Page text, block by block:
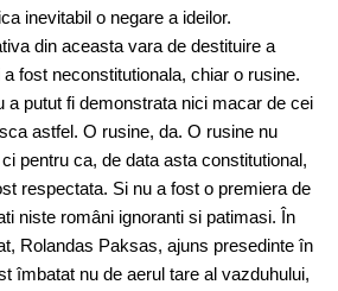
inevitabil o negare a ideilor.
din aceasta vara de destituire a
fost neconstitutionala, chiar o rusine.
a putut fi demonstrata nici macar de cei
astfel. O rusine, da. O rusine nu
pentru ca, de data asta constitutional,
respectata. Si nu a fost o premiera de
niste români ignoranti si patimasi. În
Rolandas Paksas, ajuns presedinte în
îmbatat nu de aerul tare al vazduhului,